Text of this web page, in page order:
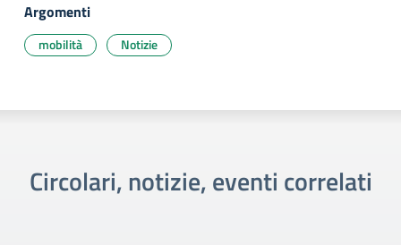
Argomenti
mobilità Notizie
Circolari, notizie, eventi correlati